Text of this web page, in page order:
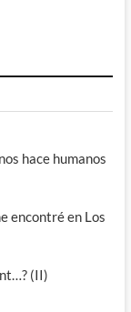
hace humanos
encontré en Los
(II)